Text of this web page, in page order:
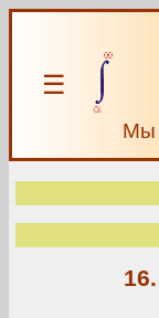
☰
Мы